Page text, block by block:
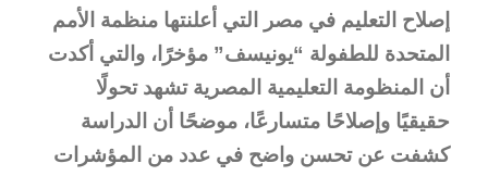
إصلاح التعليم في مصر التي أعلنتها منظمة الأمم
المتحدة للطفولة “يونيسف” مؤخرًا، والتي أكدت
أن المنظومة التعليمية المصرية تشهد تحولًا
حقيقيًا وإصلاحًا متسارعًا، موضحًا أن الدراسة
كشفت عن تحسن واضح في عدد من المؤشرات